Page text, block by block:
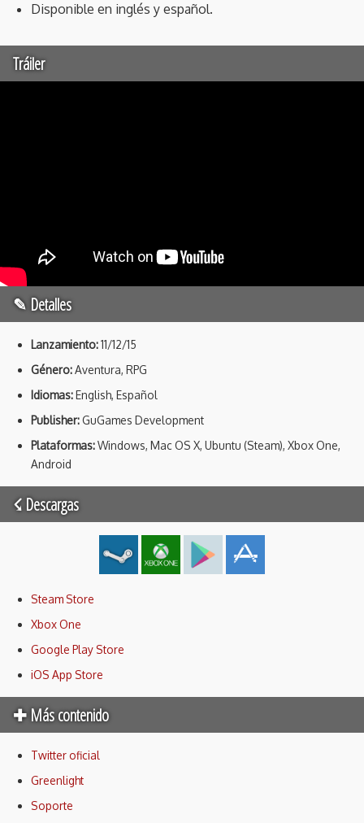
Disponible en inglés y español.
Tráiler
✎ Detalles
Lanzamiento:11/12/15
Género:Aventura, RPG
Idiomas:English, Español
Publisher:GuGames Development
Plataformas:Windows, Mac OS X, Ubuntu (Steam), Xbox One,
Android
☇ Descargas
Steam Store
Xbox One
Google Play Store
iOS App Store
✚ Más contenido
Twitter oficial
Greenlight
Soporte